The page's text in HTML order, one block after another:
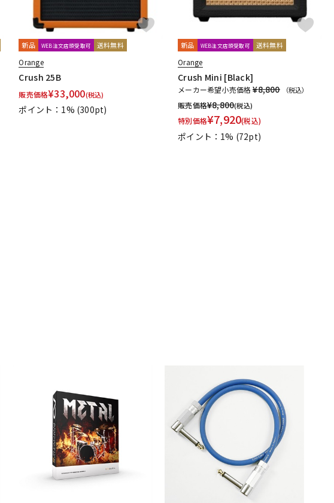
新品 WEB注文店頭受取可 送料無料
Orange
Crush 25B
販売価格¥33,000(税込)
ポイント：1% (300pt)
新品 WEB注文店頭受取可 送料無料
Orange
Crush Mini [Black]
メーカー希望小売価格¥8,800 （税込）
販売価格¥8,800(税込)
特別価格¥7,920(税込)
ポイント：1% (72pt)